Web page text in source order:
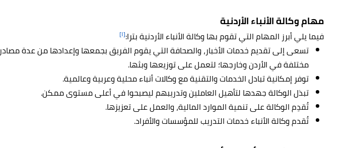
مهام وكالة الأنباء الأردنية
فيما يلي أبرز المهام التي تقوم بها وكالة الأنباء الأردنية بترا:[١]
تسعى إلى تقديم خدمات الأخبار، والصحافة التي يقوم الفريق بجمعها وإعدادها من عدة مصادر
مختلفة في الأردن وخارجها؛ لتعمل على توزيعها وبثها.
توفر إمكانية تبادل الخدمات والتقنية مع وكالات أنباء محلية وعربية وعالمية.
تبذل الوكالة جهدها لتأهيل العاملين وتدريبهم ليصبحوا في أعلى مستوى ممكن.
تُقدِم الوكالة على تنمية الموارد المالية، والعمل على تعزيزها.
تُقدم وكالة الأنباء خدمات التدريب للمؤسسات والأفراد.